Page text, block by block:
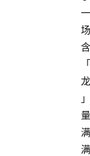
一
场
含
「
龙
」
量
满
满